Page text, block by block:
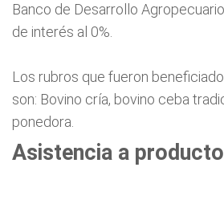
Banco de Desarrollo
de interés al 0%.
Los rubros que fueron
son: Bovino cría, bovino ceba
ponedora.
Asistencia a